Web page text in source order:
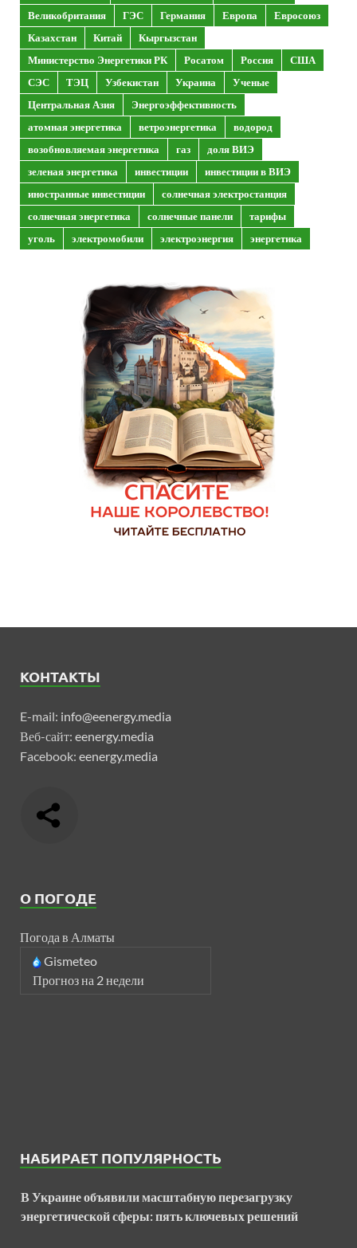
Великобритания
ГЭС Германия Европа
Евросоюз
Казахстан
Китай
Кыргызстан
Министерство Энергетики РК
Росатом Россия
США
СЭС
ТЭЦ Узбекистан Украина
Ученые
Центральная Азия
Энергоэффективность
атомная энергетика
ветроэнергетика
водород
возобновляемая энергетика
газ
доля ВИЭ
зеленая энергетика
инвестиции
инвестиции в ВИЭ
иностранные инвестиции
солнечная электростанция
солнечная энергетика
солнечные панели
тарифы
уголь
электромобили электроэнергия энергетика
КОНТАКТЫ
E-mail: info@eenergy.media
Веб-сайт: eenergy.media
Facebook: eenergy.media
О ПОГОДЕ
Погода в Алматы
Gismeteo
Прогноз на 2 недели
НАБИРАЕТ ПОПУЛЯРНОСТЬ
В Украине объявили масштабную перезагрузку
энергетической сферы: пять ключевых решений